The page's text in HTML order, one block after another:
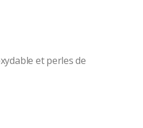
et perles de